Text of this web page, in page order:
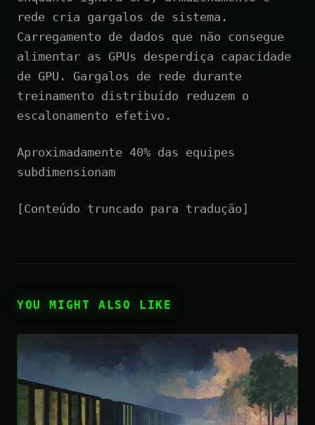
rede cria gargalos de sistema.
Carregamento de dados que não consegue
alimentar as GPUs desperdiça capacidade
de GPU. Gargalos de rede durante
treinamento distribuído reduzem o
escalonamento efetivo.
Aproximadamente 40% das equipes
subdimensionam
[Conteúdo truncado para tradução]
YOU MIGHT ALSO LIKE